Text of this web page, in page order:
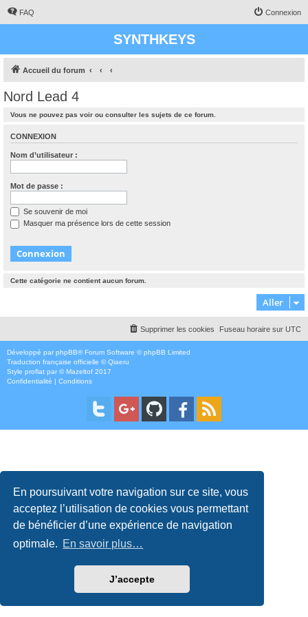
En poursuivant votre navigation sur ce site, vous
acceptez l’utilisation de cookies vous permettant
de bénéficier d’une expérience de navigation
optimale. En savoir plus…
J’accepte
FAQ Connexion
SYNTHKEYS
Accueil du forum
Nord Lead 4
Vous ne pouvez pas voir ou consulter les sujets de ce forum.
CONNEXION
Nom d’utilisateur :
Mot de passe :
Se souvenir de moi
Masquer ma présence lors de cette session
Cette catégorie ne contient aucun forum.
Aller
Fuseau horaire sur UTC
Supprimer les cookies
Développé par phpBB® Forum Software © phpBB Limited
Traduction française officielle ©Qiaeru
Style proflat par ©Mazeltof 2017
Confidentialité | Conditions